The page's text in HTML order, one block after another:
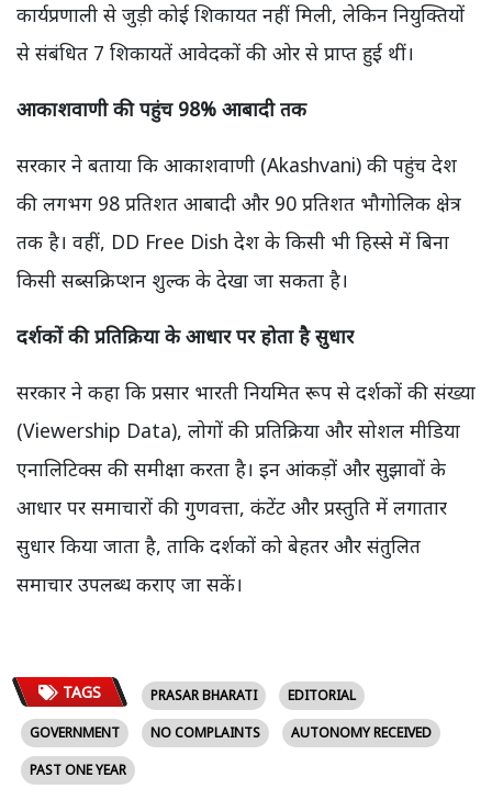
कार्यप्रणाली से जुड़ी कोई शिकायत नहीं मिली, लेकिन नियुक्तियों
से संबंधित 7 शिकायतें आवेदकों की ओर से प्राप्त हुई थीं।
आकाशवाणी की पहुंच 98% आबादी तक
सरकार ने बताया कि आकाशवाणी (Akashvani) की पहुंच देश
की लगभग 98 प्रतिशत आबादी और 90 प्रतिशत भौगोलिक क्षेत्र
तक है। वहीं, DD Free Dish देश के किसी भी हिस्से में बिना
किसी सब्सक्रिप्शन शुल्क के देखा जा सकता है।
दर्शकों की प्रतिक्रिया के आधार पर होता है सुधार
सरकार ने कहा कि प्रसार भारती नियमित रूप से दर्शकों की संख्या
(Viewership Data), लोगों की प्रतिक्रिया और सोशल मीडिया
एनालिटिक्स की समीक्षा करता है। इन आंकड़ों और सुझावों के
आधार पर समाचारों की गुणवत्ता, कंटेंट और प्रस्तुति में लगातार
सुधार किया जाता है, ताकि दर्शकों को बेहतर और संतुलित
समाचार उपलब्ध कराए जा सकें।
TAGS PRASAR BHARATI
EDITORIAL
GOVERNMENT
NO COMPLAINTS
AUTONOMY RECEIVED
PAST ONE YEAR